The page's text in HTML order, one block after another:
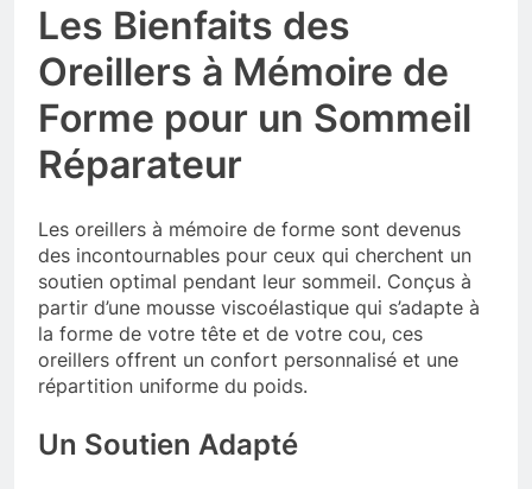
Les Bienfaits des
Oreillers à Mémoire de
Forme pour un Sommeil
Réparateur
Les oreillers à mémoire de forme sont devenus
des incontournables pour ceux qui cherchent un
soutien optimal pendant leur sommeil. Conçus à
partir d’une mousse viscoélastique qui s’adapte à
la forme de votre tête et de votre cou, ces
oreillers offrent un confort personnalisé et une
répartition uniforme du poids.
Un Soutien Adapté